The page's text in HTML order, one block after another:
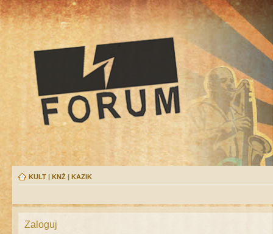
KULT | KNŻ | KAZIK
Zaloguj